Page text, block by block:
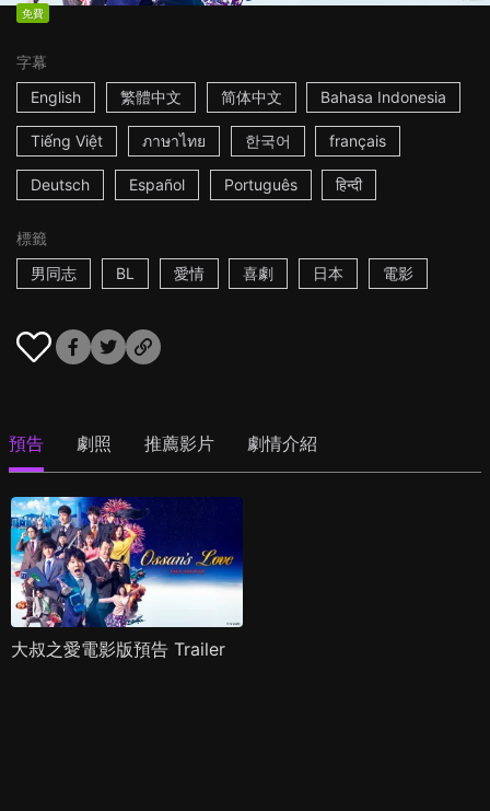
免費
字幕
English
繁體中文 简体中文 Bahasa Indonesia
Tiếng Việt ภาษาไทย 한국어 français
Deutsch Español Português हिन्दी
標籤
男同志
BL 愛情 喜劇 日本 電影
預告 劇照 推薦影片 劇情介紹
大叔之愛電影版預告 Trailer